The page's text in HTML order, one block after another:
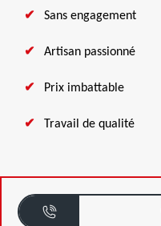
Sans engagement
Artisan passionné
Prix imbattable
Travail de qualité